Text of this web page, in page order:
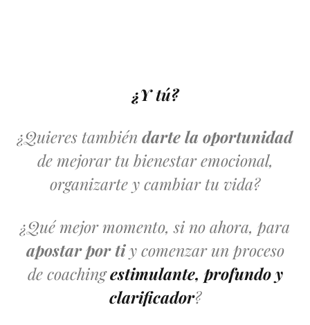
¿Y tú?
¿Quieres también darte la oportunidad
de mejorar tu bienestar emocional,
organizarte y cambiar tu vida?
¿Qué mejor momento, si no ahora, para
apostar por tiy comenzar un proceso
de coachingestimulante, profundo y
clarificador?